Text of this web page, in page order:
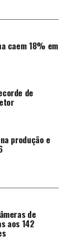
caem 18% em
de
produção e
de
aos 142